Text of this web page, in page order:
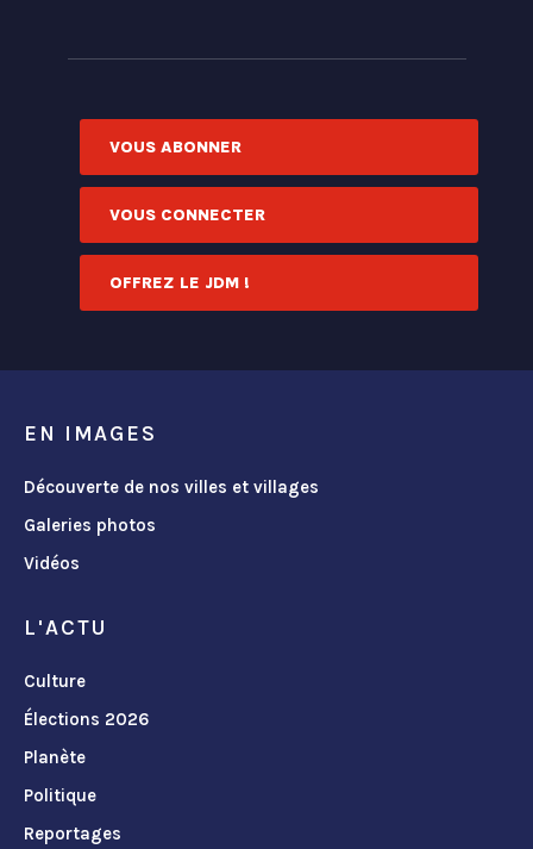
VOUS ABONNER
VOUS CONNECTER
OFFREZ LE JDM !
EN IMAGES
Découverte de nos villes et villages
Galeries photos
Vidéos
L'ACTU
Culture
Élections 2026
Planète
Politique
Reportages